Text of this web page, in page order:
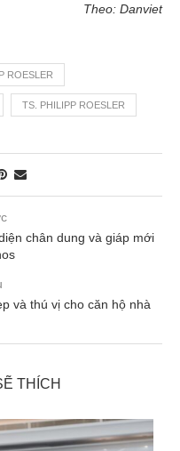
Theo: Danviet
ROESLER
TS. PHILIPP ROESLER
chân dung và giáp mới
và thú vị cho căn hộ nhà
THÍCH